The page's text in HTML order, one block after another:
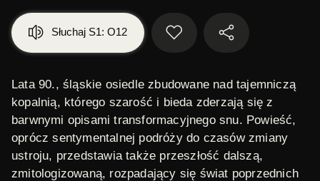
Słuchaj S1: O12
Lata 90., śląskie osiedle zbudowane nad tajemniczą
kopalnią, którego szarość i bieda zderzają się z
barwnymi opisami transformacyjnego snu. Powieść,
oprócz sentymentalnej podróży do czasów zmiany
ustroju, przedstawia także przeszłość dalszą,
zmitologizowaną, rozpadający się świat poprzednich